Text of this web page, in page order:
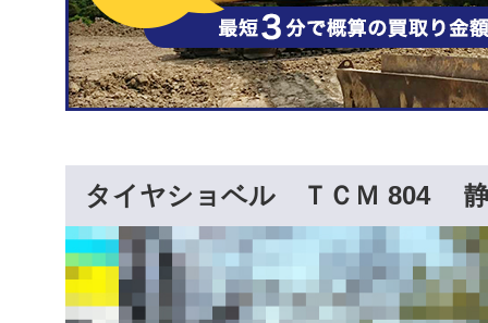
タイヤショベル ＴＣＭ 804